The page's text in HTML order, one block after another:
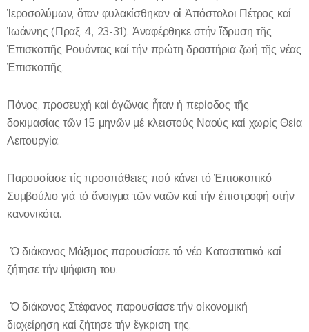
Ἱεροσολύμων, ὅταν φυλακίσθηκαν οἱ Ἀπόστολοι Πέτρος καί
Ἰωάννης (Πραξ. 4, 23-31). Ἀναφέρθηκε στήν ἵδρυση τῆς
Ἐπισκοπῆς Ρουάντας καί τήν πρώτη δραστήρια ζωή τῆς νέας
Ἐπισκοπῆς.
Πόνος, προσευχή καί άγῶνας ἦταν ἡ περίοδος τῆς
δοκιμασίας τῶν 15 μηνῶν μέ κλειστούς Ναούς καί χωρίς Θεία
Λειτουργία.
Παρουσίασε τίς προσπάθειες πού κάνει τό Ἐπισκοπικό
Συμβούλιο γιά τό ἄνοιγμα τῶν ναῶν καί τήν ἐπιστροφή στήν
κανονικότα.
Ὁ διάκονος Μάξιμος παρουσίασε τό νέο Καταστατικό καί
ζήτησε τήν ψήφιση του.
Ὁ διάκονος Στέφανος παρουσίασε τήν οἰκονομική
διαχείρηση καί ζήτησε τήν ἔγκριση της.